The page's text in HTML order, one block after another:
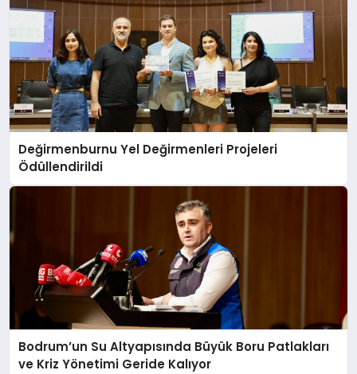
Değirmenburnu Yel Değirmenleri Projeleri
Ödüllendirildi
Bodrum’un Su Altyapısında Büyük Boru Patlakları
ve Kriz Yönetimi Geride Kalıyor